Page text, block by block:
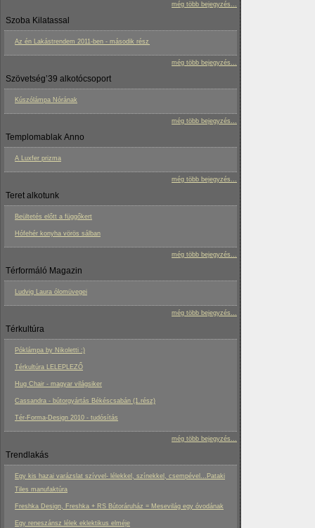
még több bejegyzés...
Szoba Kilatassal
Az én Lakástrendem 2011-ben - második rész
még több bejegyzés...
Szövetség’39 alkotócsoport
Kúszólámpa Nórának
még több bejegyzés...
Templomablak Anno
A Luxfer prizma
még több bejegyzés...
Teret alkotunk
Beültetés előtt a függőkert
Hófehér konyha vörös sálban
még több bejegyzés...
Térformáló Magazin
Ludvig Laura ólomüvegei
még több bejegyzés...
Térkultúra
Póklámpa by Nikoletti :)
Térkultúra LELEPLEZŐ
Hug Chair - magyar világsiker
Cassandra - bútorgyártás Békéscsabán (1.rész)
Tér-Forma-Design 2010 - tudósítás
még több bejegyzés...
Trendlakás
Egy kis hazai varázslat szívvel- lélekkel, színekkel, csempével...Pataki
Tiles manufaktúra
Freshka Design, Freshka + RS Bútoráruház = Mesevilág egy óvodának
Egy reneszánsz lélek eklektikus elméje